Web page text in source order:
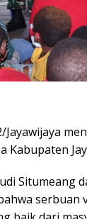
Situmeang
serbuan